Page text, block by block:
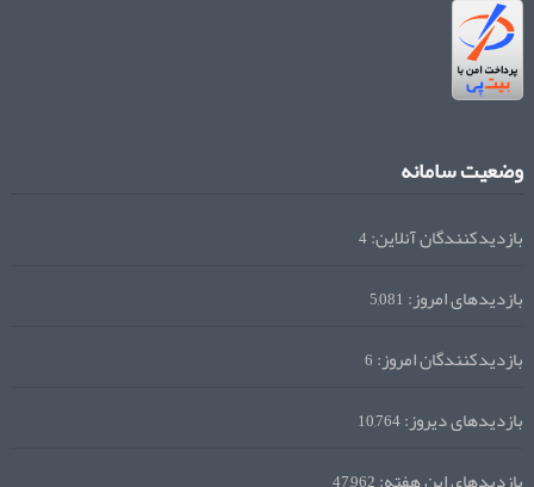
وضعیت سامانه
بازدیدکنندگان آنلاین:4
بازدیدهای امروز:5,081
بازدیدکنندگان امروز:6
بازدیدهای دیروز:10,764